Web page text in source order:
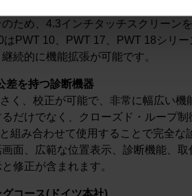
ンコーダの機能確認を生産機械や設
ため、4.3インチタッチスクリーン
PWT 10、PWT 17、PWT 18シリ
続的に機能拡張が可能です。
差を持つ診断機器
く、校正が可能で、非常に幅広い機
だけでなく、クローズド・ループ制
組み合わせて使用することで完全な
面、広範な位置表示、診断機能、
修正が含まれます。
コース(ドイツ本社)